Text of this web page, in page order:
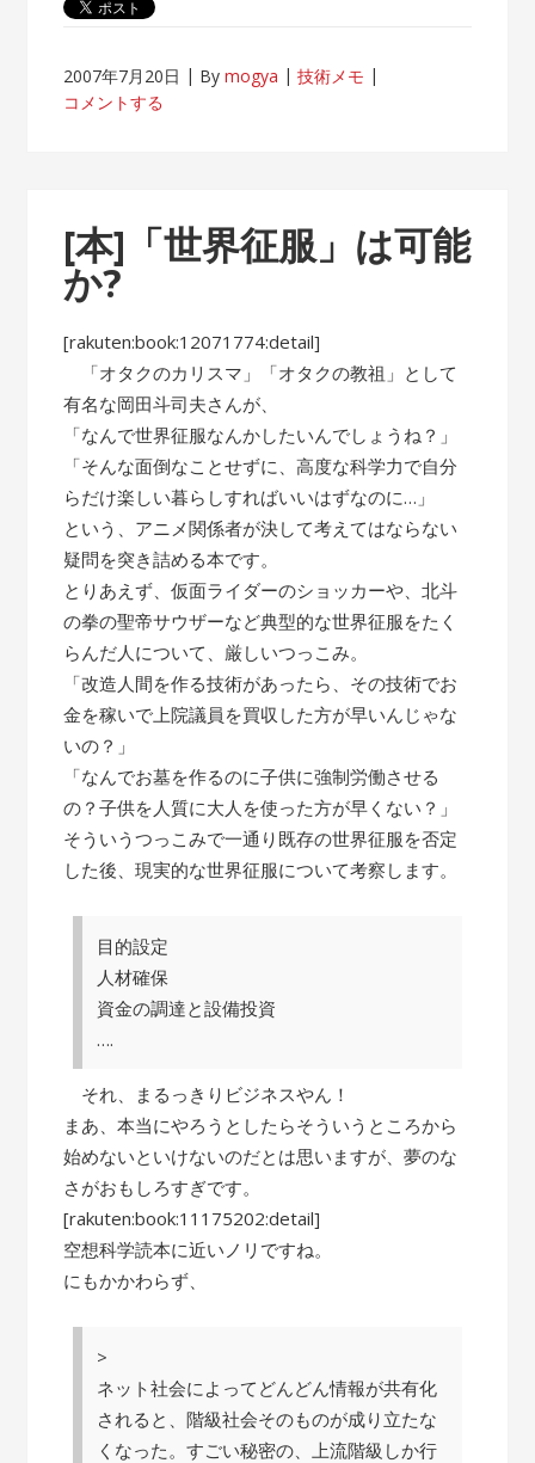
2007年7月20日 Bymogya
技術メモ
コメントする
[本]「世界征服」は可能
か?
[rakuten:book:12071774:detail]
「オタクのカリスマ」「オタクの教祖」として
有名な岡田斗司夫さんが、
「なんで世界征服なんかしたいんでしょうね？」
「そんな面倒なことせずに、高度な科学力で自分
らだけ楽しい暮らしすればいいはずなのに…」
という、アニメ関係者が決して考えてはならない
疑問を突き詰める本です。
とりあえず、仮面ライダーのショッカーや、北斗
の拳の聖帝サウザーなど典型的な世界征服をたく
らんだ人について、厳しいつっこみ。
「改造人間を作る技術があったら、その技術でお
金を稼いで上院議員を買収した方が早いんじゃな
いの？」
「なんでお墓を作るのに子供に強制労働させる
の？子供を人質に大人を使った方が早くない？」
そういうつっこみで一通り既存の世界征服を否定
した後、現実的な世界征服について考察します。
目的設定
人材確保
資金の調達と設備投資
….
それ、まるっきりビジネスやん！
まあ、本当にやろうとしたらそういうところから
始めないといけないのだとは思いますが、夢のな
さがおもしろすぎです。
[rakuten:book:11175202:detail]
空想科学読本に近いノリですね。
にもかかわらず、
>
ネット社会によってどんどん情報が共有化
されると、階級社会そのものが成り立たな
くなった。すごい秘密の、上流階級しか行